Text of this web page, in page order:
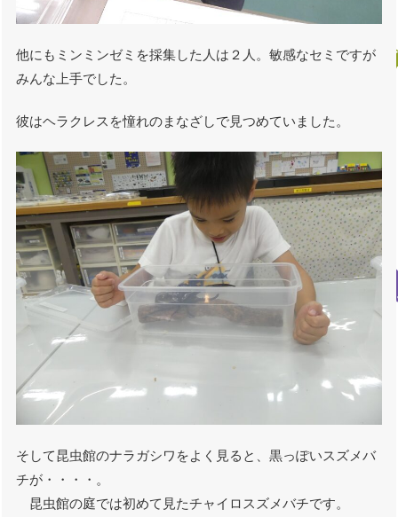
他にもミンミンゼミを採集した人は２人。敏感なセミですが
みんな上手でした。
彼はヘラクレスを憧れのまなざしで見つめていました。
そして昆虫館のナラガシワをよく見ると、黒っぽいスズメバ
チが・・・・。
昆虫館の庭では初めて見たチャイロスズメバチです。